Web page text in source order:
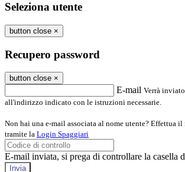
Seleziona utente
button close ×
Recupero password
button close ×
E-mail Verrà
all'indirizzo indicato con le istruzioni necessarie.
Non hai una e-mail associata al nome utente? Effettua il
tramite la Login Spaggiari
E-mail inviata, si prega di controllare la casella